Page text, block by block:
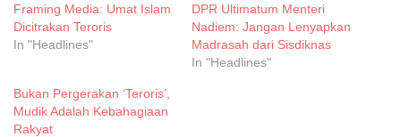
Framing Media: Umat Islam
Dicitrakan Teroris
In "Headlines"
DPR Ultimatum Menteri
Nadiem: Jangan Lenyapkan
Madrasah dari Sisdiknas
In "Headlines"
Bukan Pergerakan ‘Teroris’,
Mudik Adalah Kebahagiaan
Rakyat